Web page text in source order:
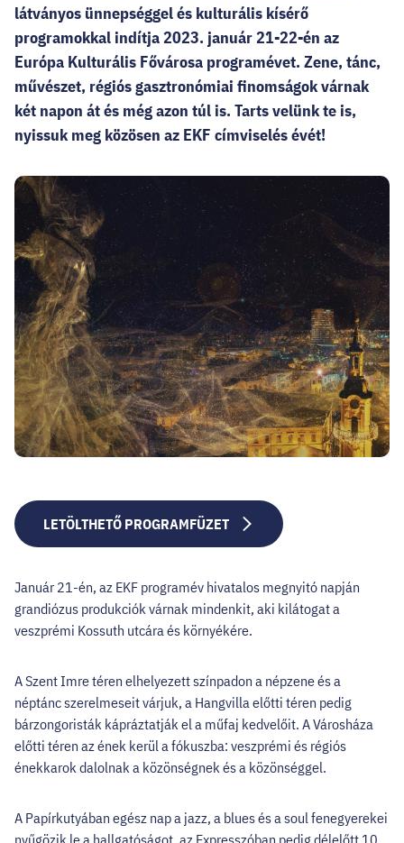
látványos ünnepséggel és kulturális kísérő
programokkal indítja 2023. január 21-22-én az
Európa Kulturális Fővárosa programévet. Zene, tánc,
művészet, régiós gasztronómiai finomságok várnak
két napon át és még azon túl is. Tarts velünk te is,
nyissuk meg közösen az EKF címviselés évét!
LETÖLTHETŐ PROGRAMFÜZET
Január 21-én, az EKF programév hivatalos megnyitó napján
grandiózus produkciók várnak mindenkit, aki kilátogat a
veszprémi Kossuth utcára és környékére.
A Szent Imre téren elhelyezett színpadon a népzene és a
néptánc szerelmeseit várjuk, a Hangvilla előtti téren pedig
bárzongoristák kápráztatják el a műfaj kedvelőit. A Városháza
előtti téren az ének kerül a fókuszba: veszprémi és régiós
énekkarok dalolnak a közönségnek és a közönséggel.
A Papírkutyában egész nap a jazz, a blues és a soul fenegyerekei
nyűgözik le a hallgatóságot, az Expresszóban pedig délelőtt 10